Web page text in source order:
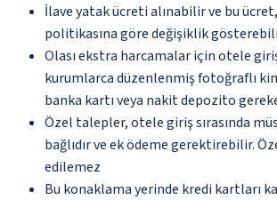
İlave yatak ücreti alınabilir ve bu
politikasına göre değişiklik
Olası ekstra harcamalar için otele
kurumlarca düzenlenmiş fotoğraflı
banka kartı veya nakit depozito
Özel talepler, otele giriş sırasında
bağlıdır ve ek ödeme gerektirebilir.
edilemez
Bu konaklama yerinde kredi kartları